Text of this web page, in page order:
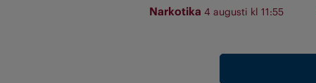
Narkotika 4 augusti kl 11:55